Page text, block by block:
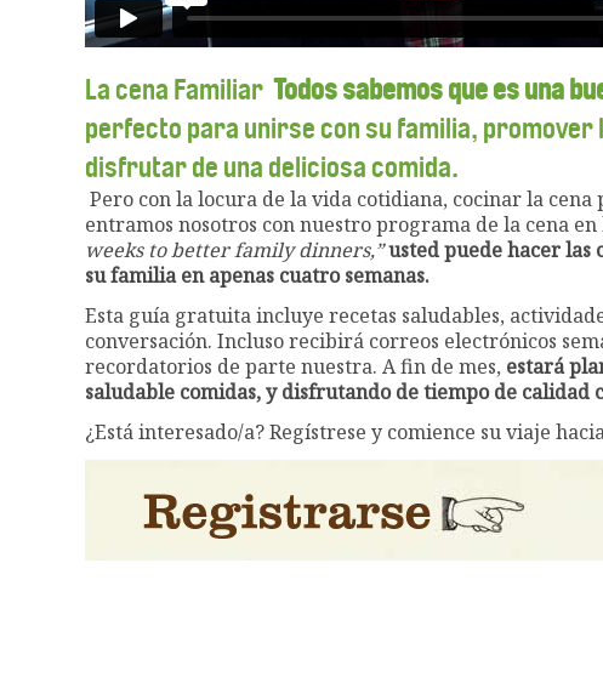
La cena Familiar Todos sabemos que es una
perfecto para unirse con su familia, promover
disfrutar de una deliciosa comida.
Pero con la locura de la vida cotidiana, cocinar la
entramos nosotros con nuestro programa de la cena en
weeks to better family dinners,”usted puede hacer las
su familia en apenas cuatro semanas.
Esta guía gratuita incluye recetas saludables,
conversación. Incluso recibirá correos electrónicos
recordatorios de parte nuestra. A fin de mes, estará
saludable comidas, y disfrutando de tiempo de calidad
¿Está interesado/a? Regístrese y comience su viaje